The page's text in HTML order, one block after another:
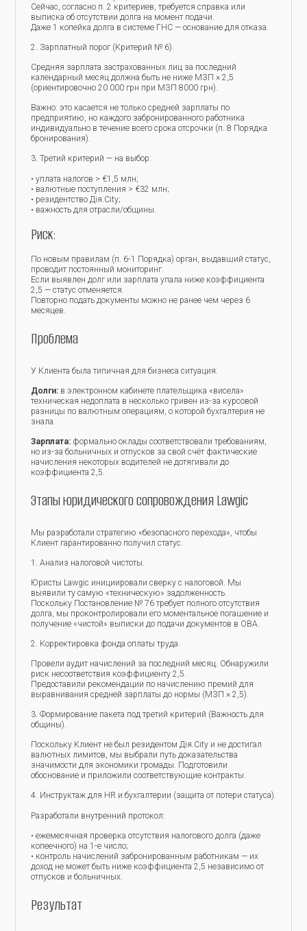
Сейчас, согласно п. 2 критериев, требуется справка или
выписка об отсутствии долга на момент подачи.
Даже 1 копейка долга в системе ГНС — основание для отказа.
2. Зарплатный порог (Критерий № 6).
Средняя зарплата застрахованных лиц за последний
календарный месяц должна быть не ниже МЗП × 2,5
(ориентировочно 20 000 грн при МЗП 8000 грн).
Важно: это касается не только средней зарплаты по
предприятию, но каждого забронированного работника
индивидуально в течение всего срока отсрочки (п. 8 Порядка
бронирования).
3. Третий критерий — на выбор:
• уплата налогов > €1,5 млн;
• валютные поступления > €32 млн;
• резидентство Дія.City;
• важность для отрасли/общины.
Риск:
По новым правилам (п. 6-1 Порядка) орган, выдавший статус,
проводит постоянный мониторинг.
Если выявлен долг или зарплата упала ниже коэффициента
2,5 — статус отменяется.
Повторно подать документы можно не ранее чем через 6
месяцев.
Проблема
У Клиента была типичная для бизнеса ситуация:
Долги:в электронном кабинете плательщика «висела»
техническая недоплата в несколько гривен из-за курсовой
разницы по валютным операциям, о которой бухгалтерия не
знала.
Зарплата:формально оклады соответствовали требованиям,
но из-за больничных и отпусков за свой счёт фактические
начисления некоторых водителей не дотягивали до
коэффициента 2,5.
Этапы юридического сопровождения Lawgic
Мы разработали стратегию «безопасного перехода», чтобы
Клиент гарантированно получил статус.
1. Анализ налоговой чистоты.
Юристы Lawgic инициировали сверку с налоговой. Мы
выявили ту самую «техническую» задолженность.
Поскольку Постановление № 76 требует полного отсутствия
долга, мы проконтролировали его моментальное погашение и
получение «чистой» выписки до подачи документов в ОВА.
2. Корректировка фонда оплаты труда.
Провели аудит начислений за последний месяц. Обнаружили
риск несоответствия коэффициенту 2,5.
Предоставили рекомендации по начислению премий для
выравнивания средней зарплаты до нормы (МЗП × 2,5).
3. Формирование пакета под третий критерий (Важность для
общины).
Поскольку Клиент не был резидентом Дія.City и не достигал
валютных лимитов, мы выбрали путь доказательства
значимости для экономики громады. Подготовили
обоснование и приложили соответствующие контракты.
4. Инструктаж для HR и бухгалтерии (защита от потери статуса).
Разработали внутренний протокол:
• ежемесячная проверка отсутствия налогового долга (даже
копеечного) на 1-е число;
• контроль начислений забронированным работникам — их
доход не может быть ниже коэффициента 2,5 независимо от
отпусков и больничных.
Результат